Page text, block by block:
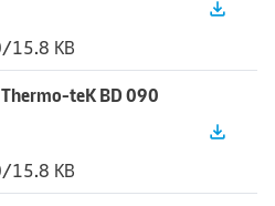
/15.8 KB
file_download
teK BD 090
/15.8 KB
file_download